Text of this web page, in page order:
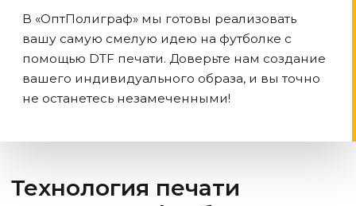
В «ОптПолиграф» мы готовы реализовать
вашу самую смелую идею на футболке с
помощью DTF печати. Доверьте нам создание
вашего индивидуального образа, и вы точно
не останетесь незамеченными!
Технология печати